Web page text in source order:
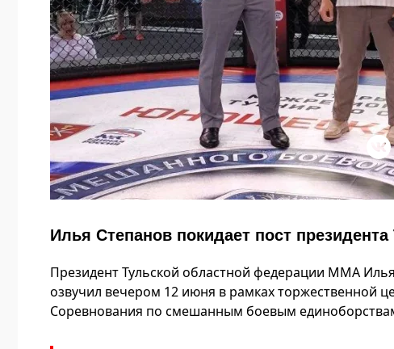
Илья Степанов покидает пост
Президент Тульской областной федерации MMA
озвучил вечером 12 июня в рамках торжественной
Соревнования по смешанным боевым